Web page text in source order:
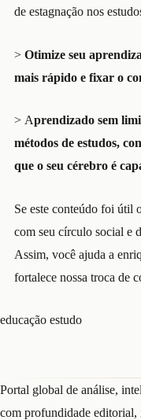
de estagnação nos
> Otimize seu
mais rápido e fixar o
> Aprendizado sem
métodos de estudos,
que o seu cérebro é
Se este conteúdo foi útil
com seu círculo social e
Assim, você ajuda a
fortalece nossa troca de
educação estudo
Portal global de análise,
com profundidade editorial,